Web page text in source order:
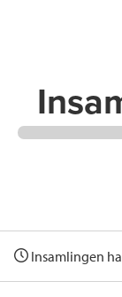
Insamlingen